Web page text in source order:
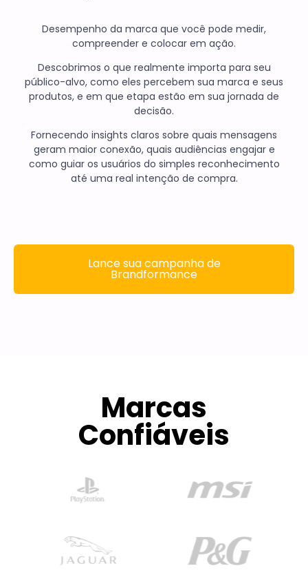
Desempenho da marca que você pode medir,
compreender e colocar em ação.
Descobrimos o que realmente importa para seu
público-alvo, como eles percebem sua marca e seus
produtos, e em que etapa estão em sua jornada de
decisão.
Fornecendo insights claros sobre quais mensagens
geram maior conexão, quais audiências engajar e
como guiar os usuários do simples reconhecimento
até uma real intenção de compra.
Lance sua campanha de
Brandformance
Marcas
Confiáveis